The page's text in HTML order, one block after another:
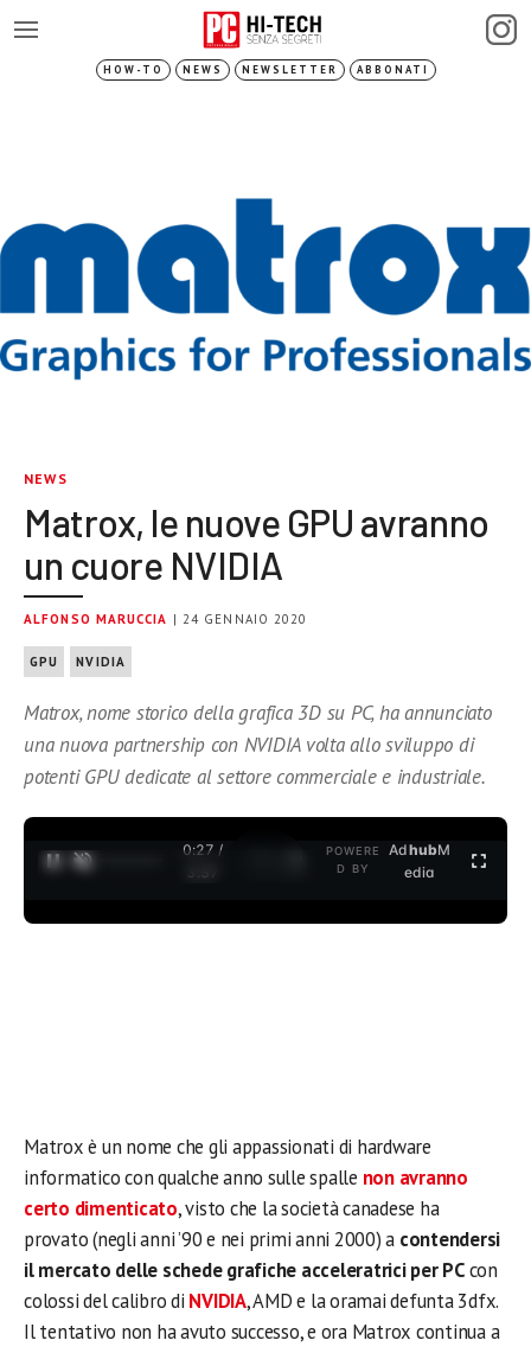
HOW-TO NEWS NEWSLETTER ABBONATI
NEWS
Matrox, le nuove GPU avranno
un cuore NVIDIA
ALFONSO MARUCCIA | 24 GENNAIO 2020
GPU NVIDIA
Matrox, nome storico della grafica 3D su PC, ha annunciato
una nuova partnership con NVIDIA volta allo sviluppo di
potenti GPU dedicate al settore commerciale e industriale.
0:28 /
3:37
POWERE
D BY
AdhubM
edia
Matrox è un nome che gli appassionati di hardware
informatico con qualche anno sulle spalle non avranno
certo dimenticato, visto che la società canadese ha
provato (negli anni ’90 e nei primi anni 2000) a contendersi
il mercato delle schede grafiche acceleratrici per PCcon
colossi del calibro di NVIDIA, AMD e la oramai defunta 3dfx.
Il tentativo non ha avuto successo, e ora Matrox continua a